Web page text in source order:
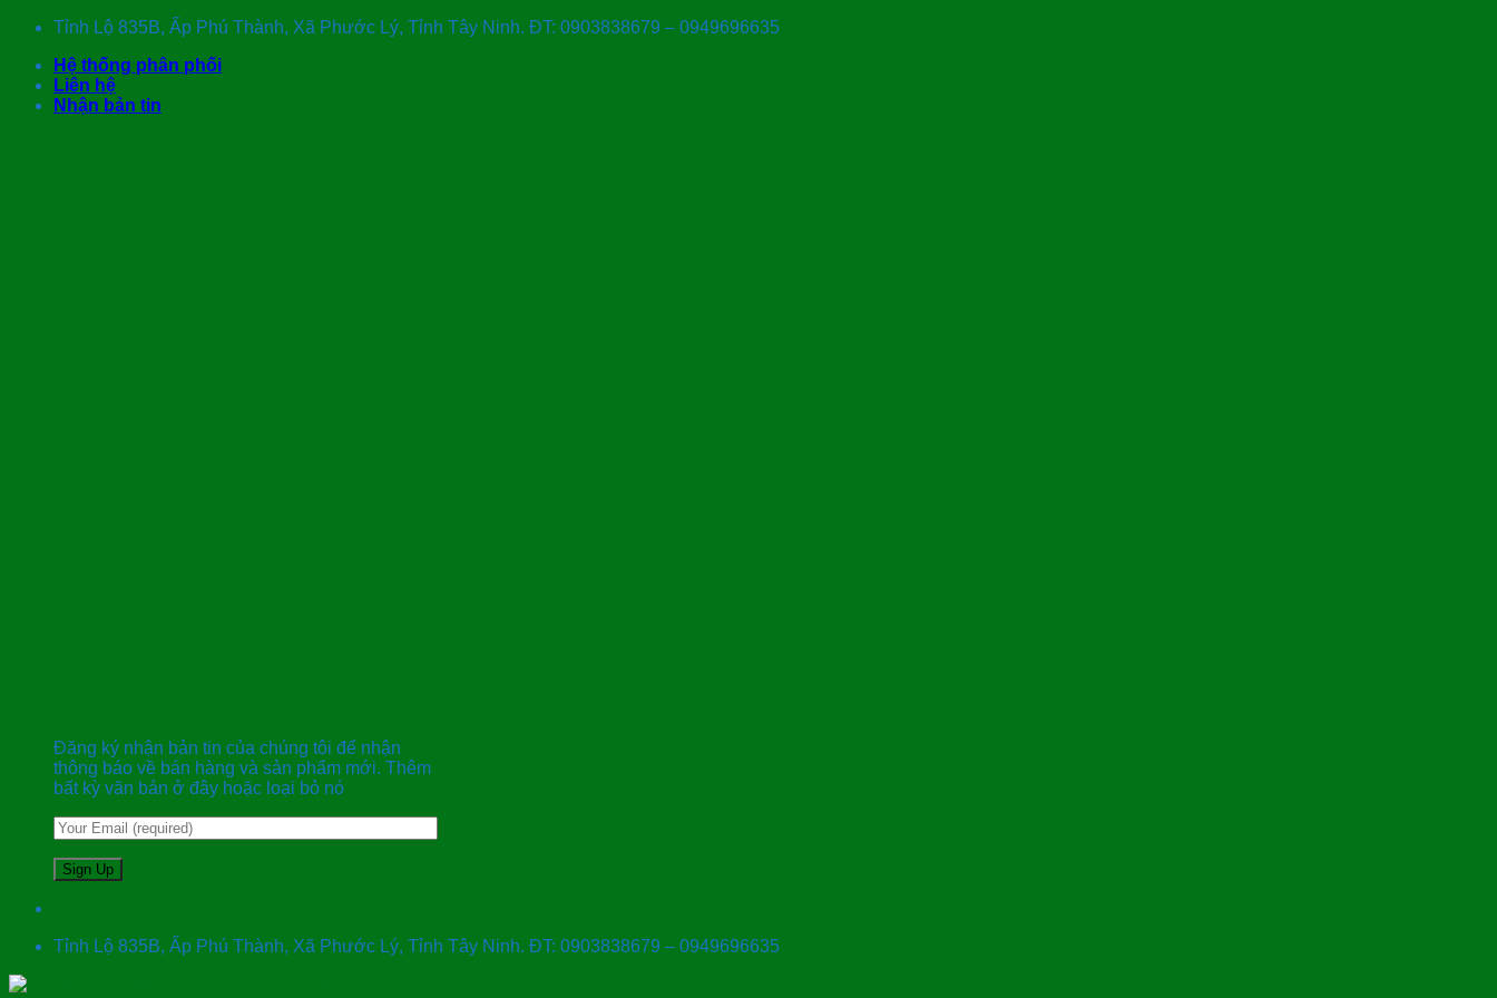
Skip
content
Tỉnh Lộ 835B, Ấp Phú Thành, Xã Phước Lý, Tỉnh Tây Ninh. ĐT: 0903838679 – 0949696635
Hệ thống phân phối
Liên hệ
Nhận bản tin
Đăng ký nhận bản tin của chúng tôi để nhận
thông báo về bán hàng và sản phẩm mới. Thêm
bất kỳ văn bản ở đây hoặc loại bỏ nó
Tỉnh Lộ 835B, Ấp Phú Thành, Xã Phước Lý, Tỉnh Tây Ninh. ĐT: 0903838679 – 0949696635